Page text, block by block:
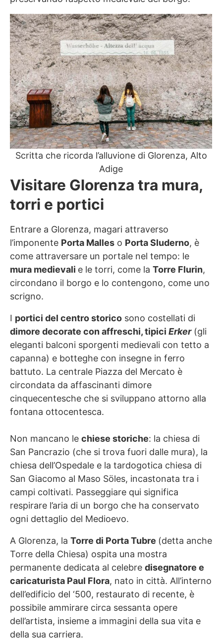
Scritta che ricorda l’alluvione di Glorenza, Alto
Adige
Visitare Glorenza tra mura,
torri e portici
Entrare a Glorenza, magari attraverso
l’imponente Porta Malles o Porta Sluderno, è
come attraversare un portale nel tempo: le
mura medievali e le torri, come la Torre Flurin,
circondano il borgo e lo contengono, come uno
scrigno.
I portici del centro storico sono costellati di
dimore decorate con affreschi, tipici Erker(gli
eleganti balconi sporgenti medievali con tetto a
capanna) e botteghe con insegne in ferro
battuto. La centrale Piazza del Mercato è
circondata da affascinanti dimore
cinquecentesche che si sviluppano attorno alla
fontana ottocentesca.
Non mancano le chiese storiche: la chiesa di
San Pancrazio (che si trova fuori dalle mura), la
chiesa dell’Ospedale e la tardogotica chiesa di
San Giacomo al Maso Söles, incastonata tra i
campi coltivati. Passeggiare qui significa
respirare l’aria di un borgo che ha conservato
ogni dettaglio del Medioevo.
A Glorenza, la Torre di Porta Tubre (detta anche
Torre della Chiesa) ospita una mostra
permanente dedicata al celebre disegnatore e
caricaturista Paul Flora, nato in città. All’interno
dell’edificio del ‘500, restaurato di recente, è
possibile ammirare circa sessanta opere
dell’artista, insieme a immagini della sua vita e
della sua carriera.